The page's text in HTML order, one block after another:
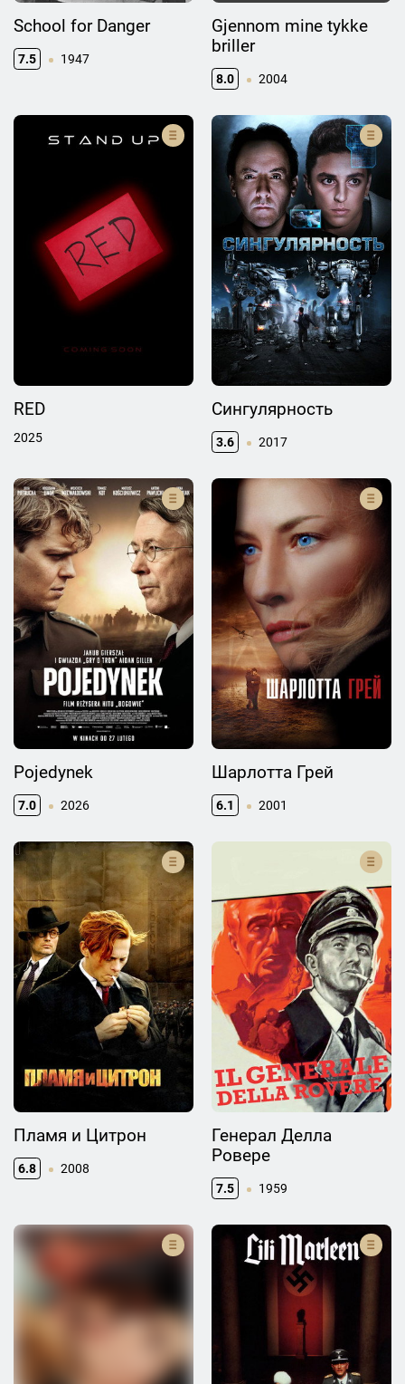
School for Danger
7.5 1947
Gjennom mine tykke
briller
8.0 2004
RED
2025
Сингулярность
3.6 2017
Pojedynek
7.0 2026
Шарлотта Грей
6.1 2001
Пламя и Цитрон
6.8 2008
Генерал Делла
Ровере
7.5 1959